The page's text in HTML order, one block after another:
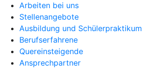
Arbeiten bei uns
Stellenangebote
Ausbildung und Schülerpraktikum
Berufserfahrene
Quereinsteigende
Ansprechpartner